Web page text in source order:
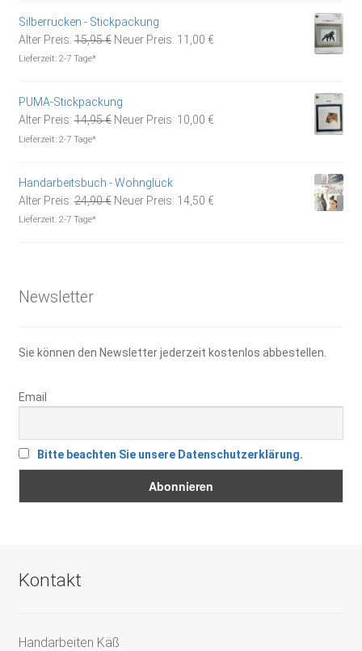
Silberrücken - Stickpackung
Alter Preis: 15,95€ Ursprünglicher
Neuer Preis: 11,00 €Aktueller
Lieferzeit: 2-7 Tage*
PUMA-Stickpackung
Alter Preis: 14,95€ Ursprünglicher
Neuer Preis: 10,00 €Aktueller
Lieferzeit: 2-7 Tage*
Handarbeitsbuch - Wohnglück
Alter Preis: 24,90€ Ursprünglicher
Neuer Preis: 14,50 €Aktueller
Lieferzeit: 2-7 Tage*
Newsletter
Sie können den Newsletter jederzeit kostenlos abbestellen.
Email
Bitte beachten Sie unsere Datenschutzerklärung.
Kontakt
Handarbeiten Käß